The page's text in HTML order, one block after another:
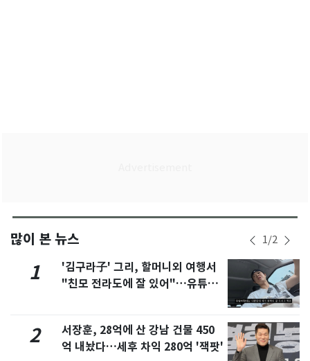
많이 본 뉴스 1/2
1
'김구라子' 그리, 할머니외 여행서
"친모 전라도에 잘 있어"…유튜브
2
서장훈, 28억에 산 강남 건물 450
억 내놨다…세후 차익 280억 '잭팟'